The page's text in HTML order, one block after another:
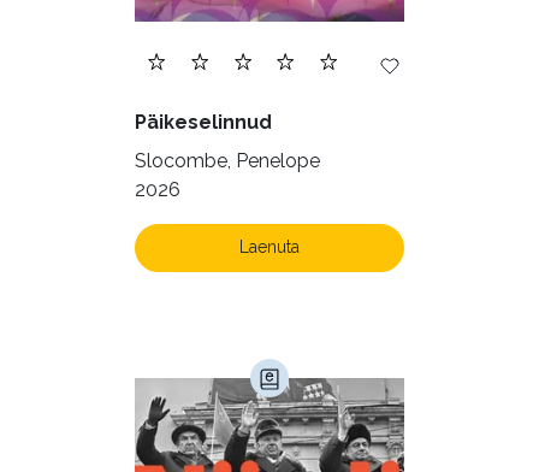
Päikeselinnud
Slocombe, Penelope
2026
Laenuta